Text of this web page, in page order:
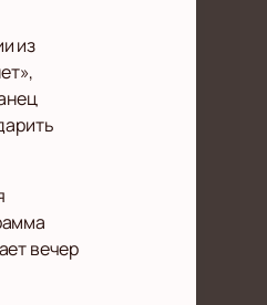
из
вечер